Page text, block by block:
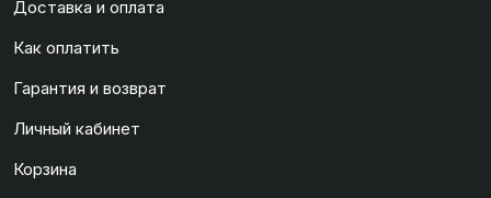
Доставка и оплата
Как оплатить
Гарантия и возврат
Личный кабинет
Корзина